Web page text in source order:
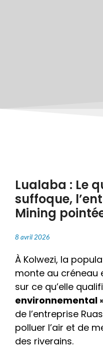
Lualaba : Le
suffoque,
Mining
8 avril 2026
À Kolwezi, la
monte au créneau
sur ce qu’elle
environnemental
de l’entreprise
polluer l’air et de
des riverains.